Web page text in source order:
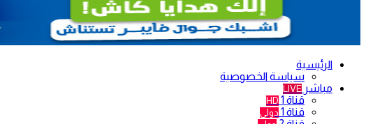
الرئيسية
سياسة الخصوصية
مباشر LIVE
قناة 1 HD
قناة 1 دولي